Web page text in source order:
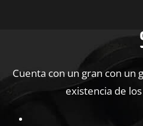
Cuenta con un gran con un
existencia de